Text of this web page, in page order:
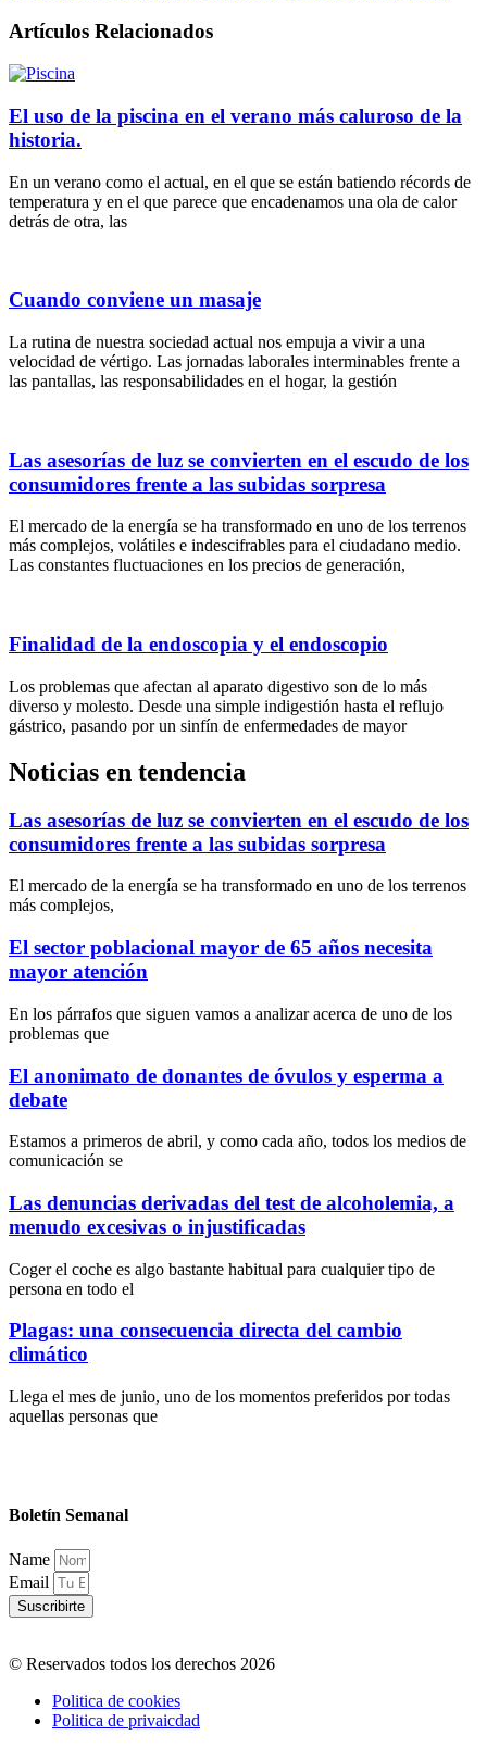
Artículos Relacionados
El uso de la piscina en el verano más caluroso de la
historia.
En un verano como el actual, en el que se están batiendo récords de
temperatura y en el que parece que encadenamos una ola de calor
detrás de otra, las
Cuando conviene un masaje
La rutina de nuestra sociedad actual nos empuja a vivir a una
velocidad de vértigo. Las jornadas laborales interminables frente a
las pantallas, las responsabilidades en el hogar, la gestión
Las asesorías de luz se convierten en el escudo de los
consumidores frente a las subidas sorpresa
El mercado de la energía se ha transformado en uno de los terrenos
más complejos, volátiles e indescifrables para el ciudadano medio.
Las constantes fluctuaciones en los precios de generación,
Finalidad de la endoscopia y el endoscopio
Los problemas que afectan al aparato digestivo son de lo más
diverso y molesto. Desde una simple indigestión hasta el reflujo
gástrico, pasando por un sinfín de enfermedades de mayor
Noticias en tendencia
Las asesorías de luz se convierten en el escudo de los
consumidores frente a las subidas sorpresa
El mercado de la energía se ha transformado en uno de los terrenos
más complejos,
El sector poblacional mayor de 65 años necesita
mayor atención
En los párrafos que siguen vamos a analizar acerca de uno de los
problemas que
El anonimato de donantes de óvulos y esperma a
debate
Estamos a primeros de abril, y como cada año, todos los medios de
comunicación se
Las denuncias derivadas del test de alcoholemia, a
menudo excesivas o injustificadas
Coger el coche es algo bastante habitual para cualquier tipo de
persona en todo el
Plagas: una consecuencia directa del cambio
climático
Llega el mes de junio, uno de los momentos preferidos por todas
aquellas personas que
Boletín Semanal
Name
Email
Suscribirte
© Reservados todos los derechos 2026
Politica de cookies
Politica de privaicdad